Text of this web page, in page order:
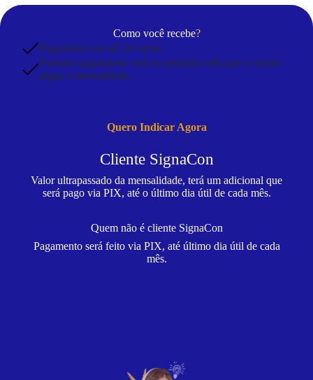
Como você recebe?
Pagamento em até 10 vezes.
Primeiro pagamento será no primeiro mês que o cliente
pagar a mensalidade.
Quero Indicar Agora
Cliente SignaCon
Valor ultrapassado da mensalidade, terá um adicional que
será pago via PIX, até o último dia útil de cada mês.
Quem não é cliente SignaCon
Pagamento será feito via PIX, até último dia útil de cada
mês.